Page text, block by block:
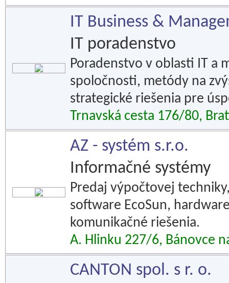
IT Business &
IT poradenstvo
Poradenstvo v oblasti IT a
spoločnosti, metódy na
strategické riešenia pre
Trnavská cesta 176/80,
AZ - systém s.r.o.
Informačné systémy
Predaj výpočtovej
software EcoSun,
komunikačné riešenia.
A. Hlinku 227/6, Bánovce
CANTON spol. s r. o.